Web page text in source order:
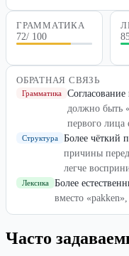
ГРАММАТИКА
72/ 100
ОБРАТНАЯ СВЯЗЬ
Грамматика
должно быть
первого лица
Структура Более чёткий
причины
легче
Лексика Более
вместо
Часто